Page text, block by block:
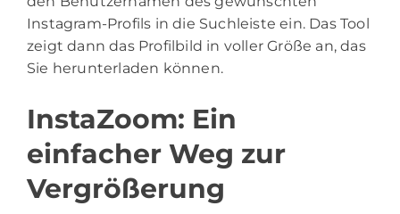
Instagram-Profils in die Suchleiste ein. Das Tool
zeigt dann das Profilbild in voller Größe an, das
Sie herunterladen können.
InstaZoom: Ein
einfacher Weg zur
Vergrößerung